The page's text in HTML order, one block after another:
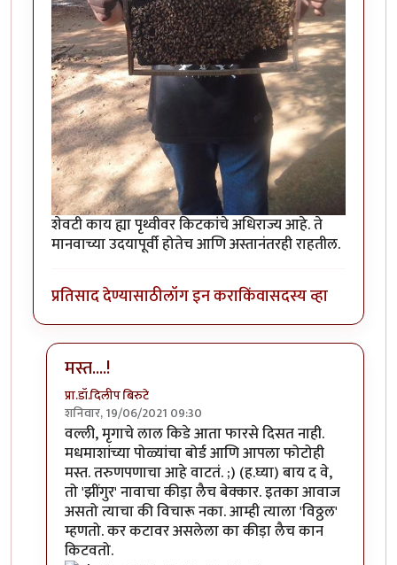
शेवटी काय ह्या पृथ्वीवर किटकांचे अधिराज्य आहे. ते
मानवाच्या उदयापूर्वी होतेच आणि अस्तानंतरही राहतील.
प्रतिसाद देण्यासाठीलॉग इन कराकिंवासदस्य व्हा
मस्त....!
प्रा.डॉ.दिलीप बिरुटे
शनिवार, 19/06/2021 09:30
In reply to'किडे' आवडले.byप्रचेतस
वल्ली, मृगाचे लाल किडे आता फारसे दिसत नाही.
मधमाशांच्या पोळ्यांचा बोर्ड आणि आपला फोटोही
मस्त. तरुणपणाचा आहे वाटतं. ;) (ह.घ्या) बाय द वे,
तो 'झींगुर' नावाचा कीड़ा लैच बेक्कार. इतका आवाज
असतो त्याचा की विचारू नका. आम्ही त्याला 'विठ्ठल'
म्हणतो. कर कटावर असलेला का कीड़ा लैच कान
किटवतो.